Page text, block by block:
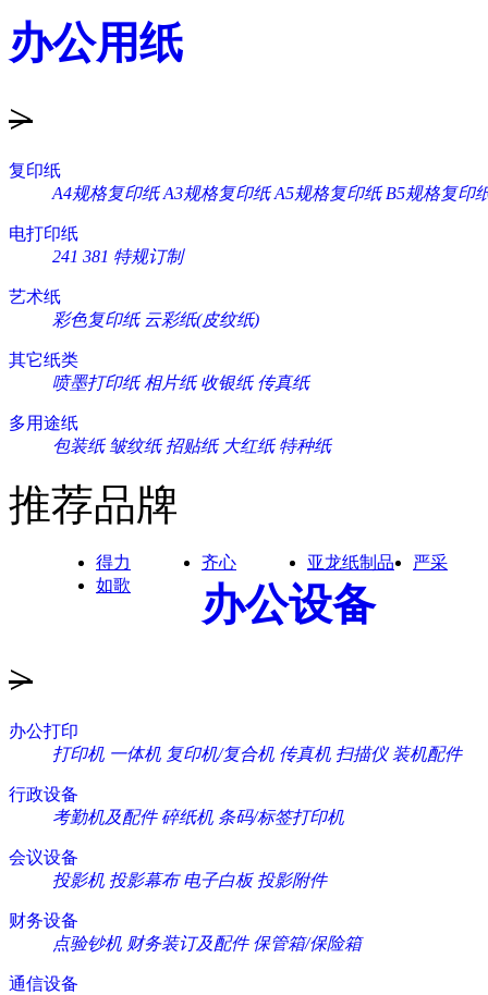
办公用纸
>
复印纸
A4规格复印纸 A3规格复印纸 A5规格复印纸 B5规格复印
电打印纸
241 381 特规订制
艺术纸
彩色复印纸 云彩纸(皮纹纸)
其它纸类
喷墨打印纸 相片纸 收银纸 传真纸
多用途纸
包装纸 皱纹纸 招贴纸 大红纸 特种纸
推荐品牌
得力 齐心 亚龙纸制品
严采
如歌
办公设备
>
办公打印
打印机 一体机 复印机/复合机 传真机 扫描仪 装机配件
行政设备
考勤机及配件 碎纸机 条码/标签打印机
会议设备
投影机 投影幕布 电子白板 投影附件
财务设备
点验钞机 财务装订及配件 保管箱/保险箱
通信设备